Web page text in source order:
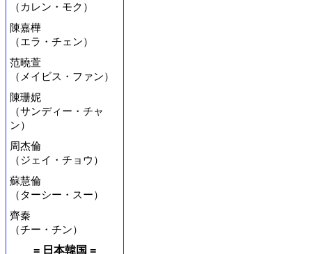
（カレン・モク）
陳嘉樺
（エラ・チェン）
范曉萱
（メイビス・ファン）
陳珊妮
（サンディー・チャ
ン）
周杰倫
（ジェイ・チョウ）
蘇慧倫
（ターシー・スー）
齊秦
（チー・チン）
= 日本韓国 =